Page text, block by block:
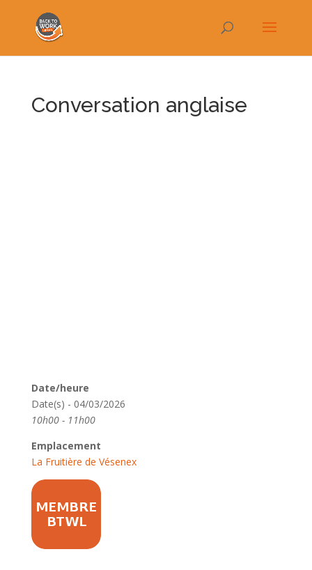
Conversation anglaise
Date/heure
Date(s) - 04/03/2026
10h00 - 11h00
Emplacement
La Fruitière de Vésenex